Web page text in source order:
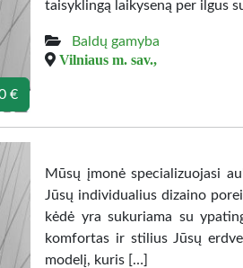
€
taisyklingą laikyseną per ilgus
Baldų gamyba
Vilniaus m. sav.,
Mūsų įmonė specializuojasi
Jūsų individualius dizaino
kėdė yra sukuriama su
komfortas ir stilius Jūsų
modelį, kuris […]